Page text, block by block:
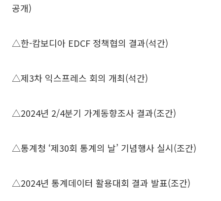
공개)
△한-캄보디아 EDCF 정책협의 결과(석간)
△제3차 익스프레스 회의 개최(석간)
△2024년 2/4분기 가계동향조사 결과(조간)
△통계청 ‘제30회 통계의 날’ 기념행사 실시(조간)
△2024년 통계데이터 활용대회 결과 발표(조간)